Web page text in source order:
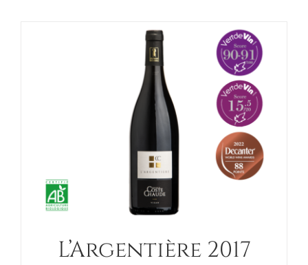
L’Argentière 2017